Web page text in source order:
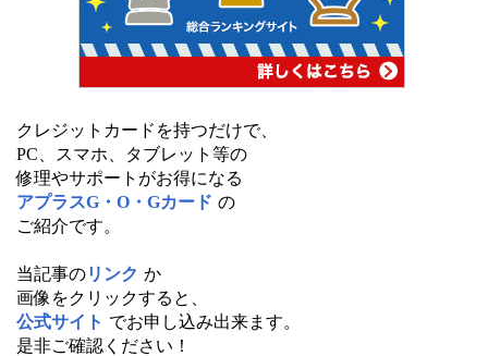
クレジットカードを持つだけで、
PC、スマホ、タブレット等の
修理やサポートがお得になる
アプラスG・O・Gカード の
ご紹介です。
当記事のリンク か
画像をクリックすると、
公式サイト でお申し込み出来ます。
是非ご確認ください！